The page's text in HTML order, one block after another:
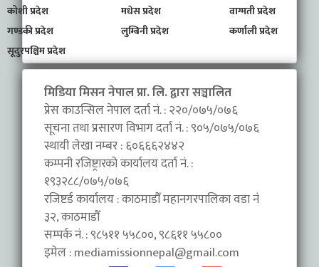
कोशी प्रदेश
मधेस प्रदेश
वाग्मती प्रदेश
गण्डकी प्रदेश
लुम्बिनी प्रदेश
कर्णाली प्रदेश
सूदुरपश्चिम प्रदेश
मिडिया मिसन नेपाल प्रा. लि. द्वारा सञ्चालित
प्रेस काउन्सिल नेपाल दर्ता नं. : २२०/०७५/०७६
सूचना तथा प्रसारण विभाग दर्ता नं. : ९०५/०७५/०७६
स्थायी लेखा नम्बर : ६०६६६२४४२
कम्पनी रजिष्ट्रारको कार्यालय दर्ता नं. :
१९३२८८/०७५/०७६
रजिष्टर्ड कार्यालय : काठमाडौँ महानगरपालिका वडा नंं
३२, काठमाडौँ
सम्पर्क नं. : ९८५११ ५५८००, ९८६११ ५५८००
इमेल :mediamissionnepal@gmail.com